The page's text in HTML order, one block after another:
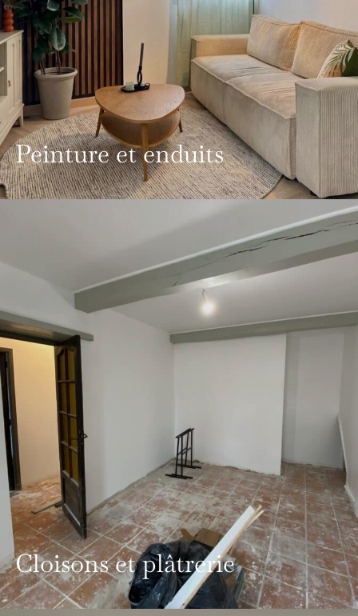
Peinture et enduits
Cloisons et plâtrerie